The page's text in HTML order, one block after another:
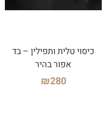
כיסוי טלית ותפילין – בד
אפור בהיר
₪280